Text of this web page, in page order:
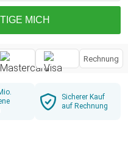
MICH
Rechnung
Sicherer Kauf
auf Rechnung